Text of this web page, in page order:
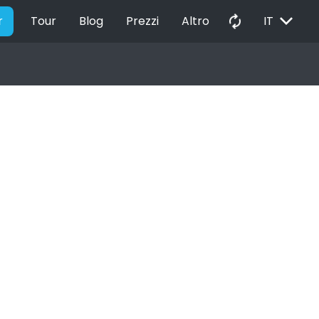
Tour Blog Prezzi Altro autorenew IT EXPAND_MORE